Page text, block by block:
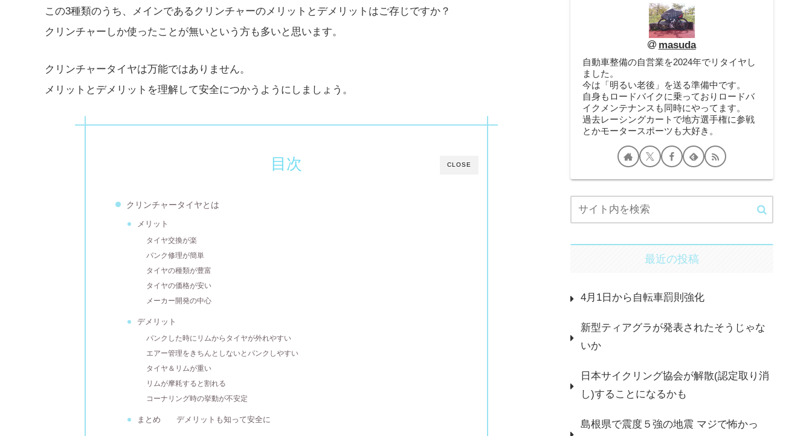
この3種類のうち、メインであるクリンチャーのメリットとデメリットはご存じですか？
クリンチャーしか使ったことが無いという方も多いと思います。
クリンチャータイヤは万能ではありません。
メリットとデメリットを理解して安全につかうようにしましょう。
CLOSE
目次
クリンチャータイヤとは
メリット
タイヤ交換が楽
パンク修理が簡単
タイヤの種類が豊富
タイヤの価格が安い
メーカー開発の中心
デメリット
パンクした時にリムからタイヤが外れやすい
エアー管理をきちんとしないとパンクしやすい
タイヤ＆リムが重い
リムが摩耗すると割れる
コーナリング時の挙動が不安定
まとめ デメリットも知って安全に
masuda
自動車整備の自営業を2024年でリタイヤし
ました。
今は「明るい老後」を送る準備中です。
自身もロードバイクに乗っておりロードバ
イクメンテナンスも同時にやってます。
過去レーシングカートで地方選手権に参戦
とかモータースポーツも大好き。
最近の投稿
4月1日から自転車罰則強化
新型ティアグラが発表されたそうじゃな
いか
日本サイクリング協会が解散(認定取り消
し)することになるかも
島根県で震度５強の地震 マジで怖かっ